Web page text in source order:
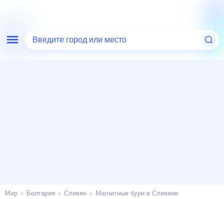
Введите город или место
Мир Болгария Сливен Магнитные бури в Сливене